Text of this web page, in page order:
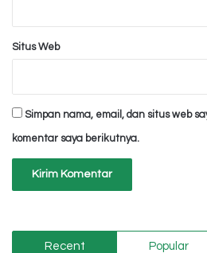
Situs Web
Simpan nama, email, dan situs web
komentar saya berikutnya.
Recent Popular